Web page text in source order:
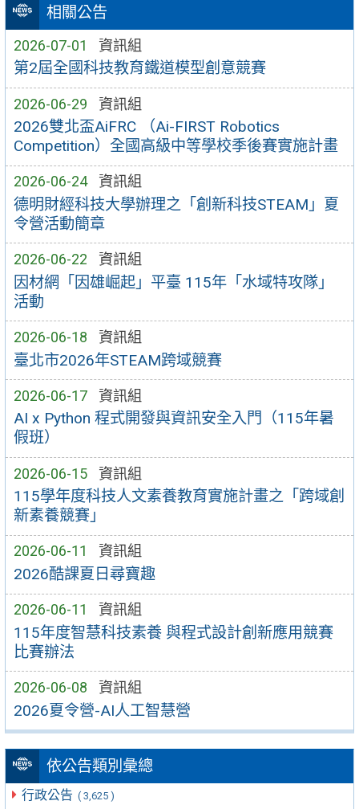
相關公告
2026-07-01 資訊組
第2屆全國科技教育鐵道模型創意競賽
2026-06-29 資訊組
2026雙北盃AiFRC （Ai-FIRST Robotics
Competition）全國高級中等學校季後賽實施計畫
2026-06-24 資訊組
德明財經科技大學辦理之「創新科技STEAM」夏
令營活動簡章
2026-06-22 資訊組
因材網「因雄崛起」平臺 115年「水域特攻隊」
活動
2026-06-18 資訊組
臺北市2026年STEAM跨域競賽
2026-06-17 資訊組
AI x Python 程式開發與資訊安全入門（115年暑
假班）
2026-06-15 資訊組
115學年度科技人文素養教育實施計畫之「跨域創
新素養競賽」
2026-06-11 資訊組
2026酷課夏日尋寶趣
2026-06-11 資訊組
115年度智慧科技素養 與程式設計創新應用競賽
比賽辦法
2026-06-08 資訊組
2026夏令營-AI人工智慧營
依公告類別彙總
行政公告 ( 3,625 )